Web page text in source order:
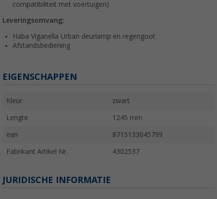
compatibiliteit met voertuigen)
Leveringsomvang:
Haba Viganella Urban deurlamp en regengoot
Afstandsbediening
EIGENSCHAPPEN
Kleur zwart
Lengte 1245 mm
ean 8715133045799
Fabrikant Artikel Nr. 4302537
JURIDISCHE INFORMATIE